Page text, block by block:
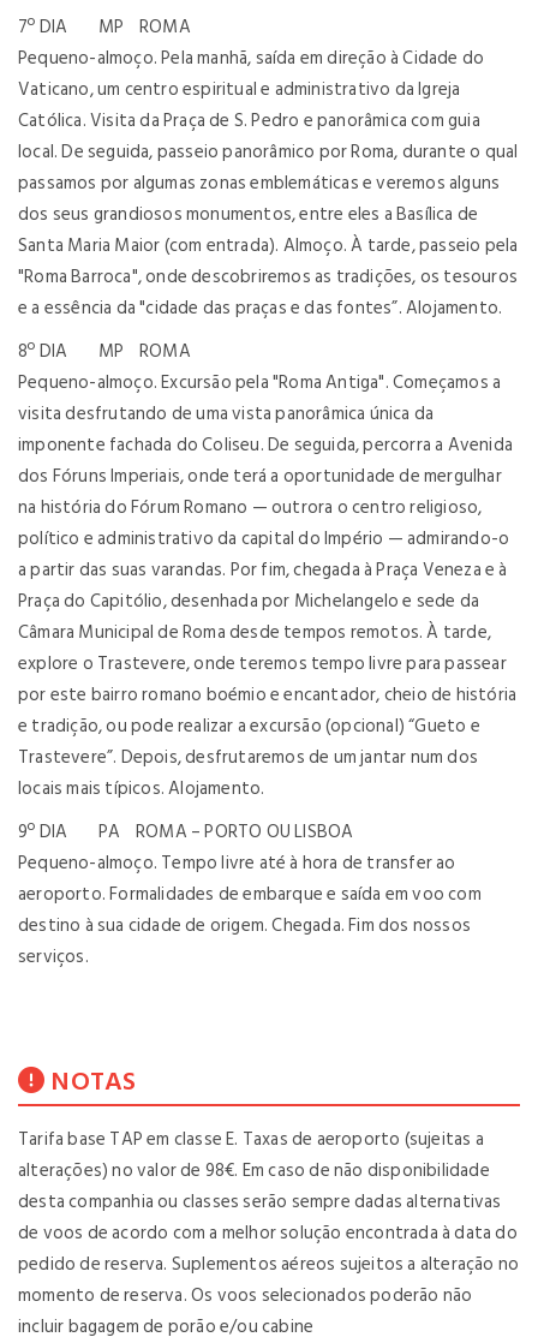
7º DIA MP ROMA
Pequeno-almoço. Pela manhã, saída em direção à Cidade do
Vaticano, um centro espiritual e administrativo da Igreja
Católica. Visita da Praça de S. Pedro e panorâmica com guia
local. De seguida, passeio panorâmico por Roma, durante o qual
passamos por algumas zonas emblemáticas e veremos alguns
dos seus grandiosos monumentos, entre eles a Basílica de
Santa Maria Maior (com entrada). Almoço. À tarde, passeio pela
"Roma Barroca", onde descobriremos as tradições, os tesouros
e a essência da "cidade das praças e das fontes”. Alojamento.
8º DIA MP ROMA
Pequeno-almoço. Excursão pela "Roma Antiga". Começamos a
visita desfrutando de uma vista panorâmica única da
imponente fachada do Coliseu. De seguida, percorra a Avenida
dos Fóruns Imperiais, onde terá a oportunidade de mergulhar
na história do Fórum Romano — outrora o centro religioso,
político e administrativo da capital do Império — admirando-o
a partir das suas varandas. Por fim, chegada à Praça Veneza e à
Praça do Capitólio, desenhada por Michelangelo e sede da
Câmara Municipal de Roma desde tempos remotos. À tarde,
explore o Trastevere, onde teremos tempo livre para passear
por este bairro romano boémio e encantador, cheio de história
e tradição, ou pode realizar a excursão (opcional) “Gueto e
Trastevere”. Depois, desfrutaremos de um jantar num dos
locais mais típicos. Alojamento.
9º DIA PA ROMA – PORTO OU LISBOA
Pequeno-almoço. Tempo livre até à hora de transfer ao
aeroporto. Formalidades de embarque e saída em voo com
destino à sua cidade de origem. Chegada. Fim dos nossos
serviços.
NOTAS
Tarifa base TAP em classe E. Taxas de aeroporto (sujeitas a
alterações) no valor de 98€. Em caso de não disponibilidade
desta companhia ou classes serão sempre dadas alternativas
de voos de acordo com a melhor solução encontrada à data do
pedido de reserva. Suplementos aéreos sujeitos a alteração no
momento de reserva. Os voos selecionados poderão não
incluir bagagem de porão e/ou cabine